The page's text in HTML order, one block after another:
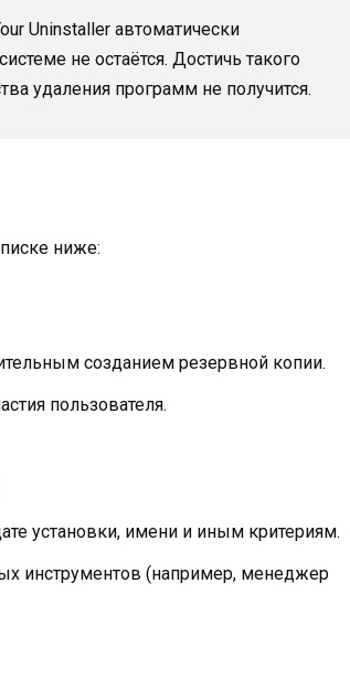
Uninstaller автоматически
не остаётся. Достичь такого
удаления программ не получится.
ниже:
созданием резервной копии.
пользователя.
установки, имени и иным критериям.
инструментов (например, менеджер